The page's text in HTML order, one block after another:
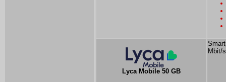
Lyca Mobile 50 GB
Mbit/s